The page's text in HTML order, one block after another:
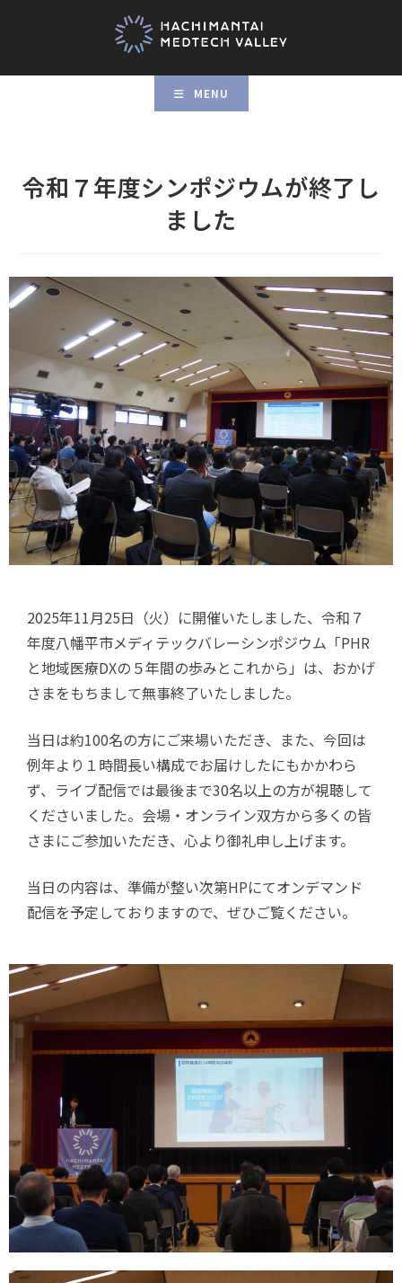
MENU
令和７年度シンポジウムが終了し
ました
2025年11月25日（火）に開催いたしました、令和７
年度八幡平市メディテックバレーシンポジウム「PHR
と地域医療DXの５年間の歩みとこれから」は、おかげ
さまをもちまして無事終了いたしました。
当日は約100名の方にご来場いただき、また、今回は
例年より１時間長い構成でお届けしたにもかかわら
ず、ライブ配信では最後まで30名以上の方が視聴して
くださいました。会場・オンライン双方から多くの皆
さまにご参加いただき、心より御礼申し上げます。
当日の内容は、準備が整い次第HPにてオンデマンド
配信を予定しておりますので、ぜひご覧ください。